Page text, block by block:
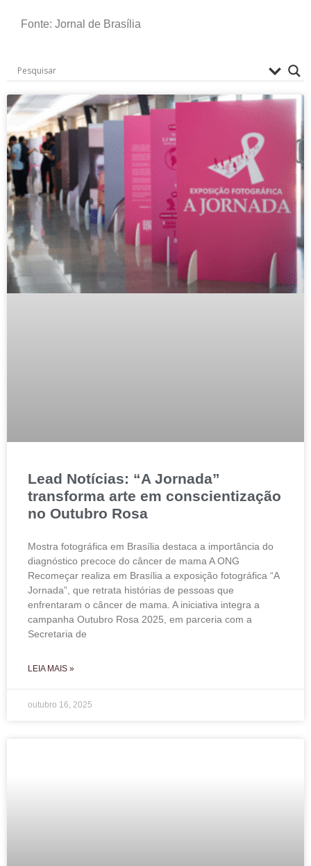
Fonte: Jornal de Brasília
Lead Notícias: “A Jornada”
transforma arte em conscientização
no Outubro Rosa
Mostra fotográfica em Brasília destaca a importância do
diagnóstico precoce do câncer de mama A ONG
Recomeçar realiza em Brasília a exposição fotográfica “A
Jornada”, que retrata histórias de pessoas que
enfrentaram o câncer de mama. A iniciativa integra a
campanha Outubro Rosa 2025, em parceria com a
Secretaria de
LEIA MAIS »
outubro 16, 2025